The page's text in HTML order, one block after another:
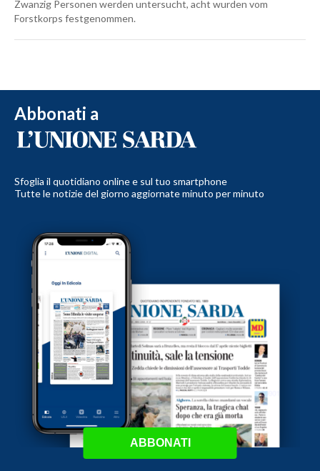
Zwanzig Personen werden untersucht, acht wurden vom
Forstkorps festgenommen.
Abbonati a
Sfoglia il quotidiano online e sul tuo smartphone
Tutte le notizie del giorno aggiornate minuto per minuto
ABBONATI